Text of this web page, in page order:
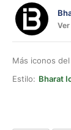
Más iconos
Estilo: Bharat